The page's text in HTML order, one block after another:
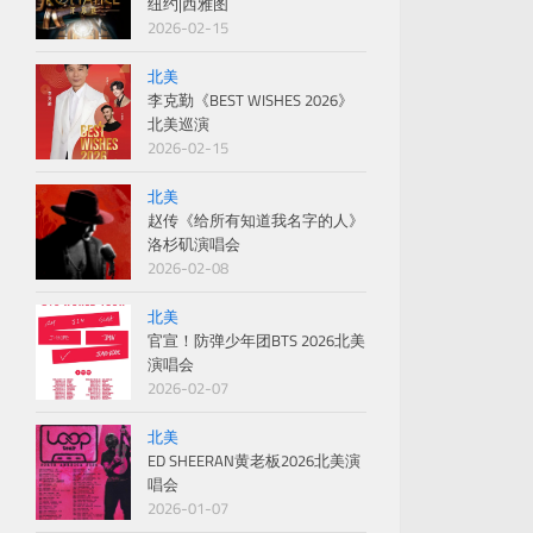
2026-02-15
北美
李克勤《BEST WISHES 2026》
北美巡演
2026-02-15
北美
赵传《给所有知道我名字的人》
洛杉矶演唱会
2026-02-08
北美
官宣！防弹少年团BTS 2026北美
演唱会
2026-02-07
北美
ED SHEERAN黄老板2026北美演
唱会
2026-01-07